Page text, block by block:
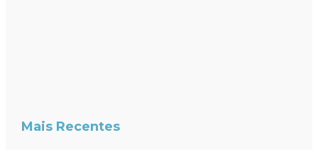
Mais Recentes